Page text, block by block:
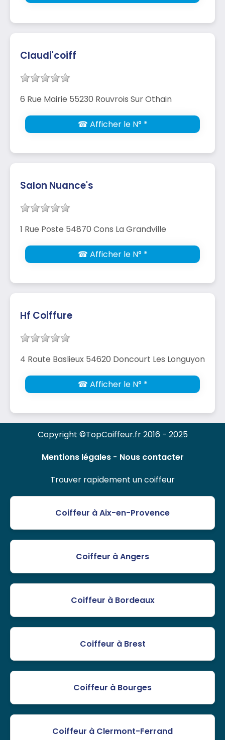
Claudi'coiff
6 Rue Mairie 55230 Rouvrois Sur Othain
☎ Afficher le N° *
Salon Nuance's
1 Rue Poste 54870 Cons La Grandville
☎ Afficher le N° *
Hf Coiffure
4 Route Baslieux 54620 Doncourt Les Longuyon
☎ Afficher le N° *
Copyright ©TopCoiffeur.fr 2016 - 2025
Mentions légales- Nous contacter
Trouver rapidement un coiffeur
Coiffeur à Aix-en-Provence
Coiffeur à Angers
Coiffeur à Bordeaux
Coiffeur à Brest
Coiffeur à Bourges
Coiffeur à Clermont-Ferrand